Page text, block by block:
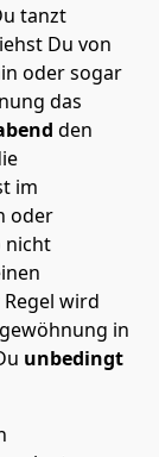
tanzt
Du von
oder sogar
das
den
im
oder
nicht
wird
in
unbedingt